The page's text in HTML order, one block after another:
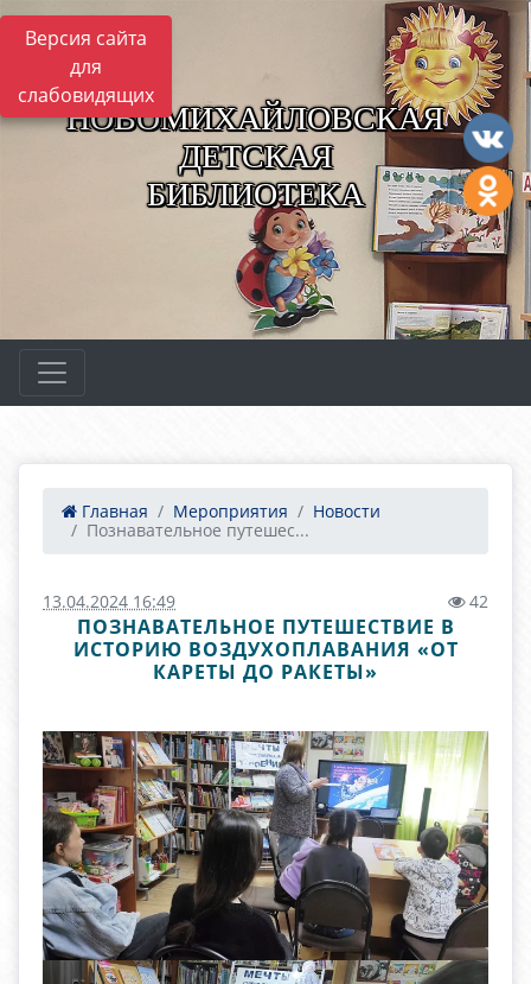
Версия сайта
для
слабовидящих
НОВОМИХАЙЛОВСКАЯ
ДЕТСКАЯ
БИБЛИОТЕКА
Главная Мероприятия
Новости
Познавательное путешес...
13.04.2024 16:49 42
ПОЗНАВАТЕЛЬНОЕ ПУТЕШЕСТВИЕ В
ИСТОРИЮ ВОЗДУХОПЛАВАНИЯ «ОТ
КАРЕТЫ ДО РАКЕТЫ»